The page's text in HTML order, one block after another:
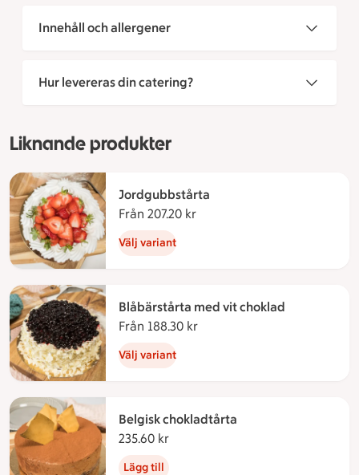
Innehåll och allergener
Hur levereras din catering?
Liknande produkter
Jordgubbstårta
Från 207.20 kr
Välj variant
Blåbärstårta med vit choklad
Från 188.30 kr
Välj variant
Belgisk chokladtårta
235.60 kr
Lägg till